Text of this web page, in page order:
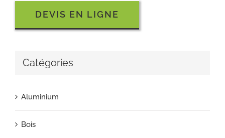
DEVIS EN LIGNE
Catégories
Aluminium
Bois